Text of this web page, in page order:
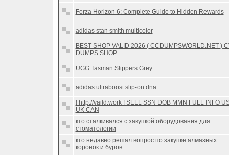
Forza Horizon 6: Complete Guide to Hidden Rewards
adidas stan smith multicolor
BEST SHOP VALID 2026 ( CCDUMPSWORLD.NET )
DUMPS SHOP
UGG Tasman Slippers Grey
adidas ultraboost slip-on dna
! http://vaild.work ! SELL SSN DOB MMN FULL INFO
UK CAN
кто сталкивался с закупкой оборудования для
стоматологии
кто недавно решал вопрос по закупке алмазных
коронок и буров